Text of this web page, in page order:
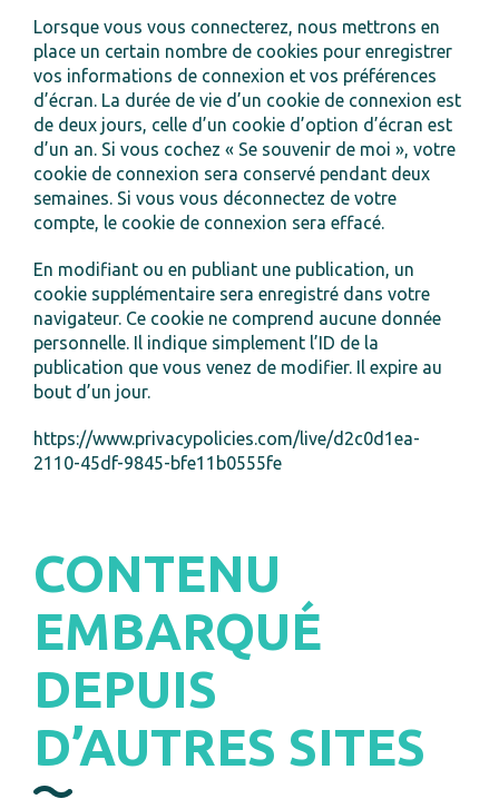
Lorsque vous vous connecterez, nous mettrons en
place un certain nombre de cookies pour enregistrer
vos informations de connexion et vos préférences
d’écran. La durée de vie d’un cookie de connexion est
de deux jours, celle d’un cookie d’option d’écran est
d’un an. Si vous cochez « Se souvenir de moi », votre
cookie de connexion sera conservé pendant deux
semaines. Si vous vous déconnectez de votre
compte, le cookie de connexion sera effacé.
En modifiant ou en publiant une publication, un
cookie supplémentaire sera enregistré dans votre
navigateur. Ce cookie ne comprend aucune donnée
personnelle. Il indique simplement l’ID de la
publication que vous venez de modifier. Il expire au
bout d’un jour.
https://www.privacypolicies.com/live/d2c0d1ea-
2110-45df-9845-bfe11b0555fe
CONTENU
EMBARQUÉ
DEPUIS
D’AUTRES SITES